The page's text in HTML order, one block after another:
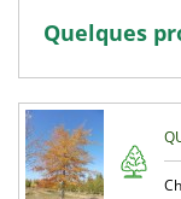
Quelques